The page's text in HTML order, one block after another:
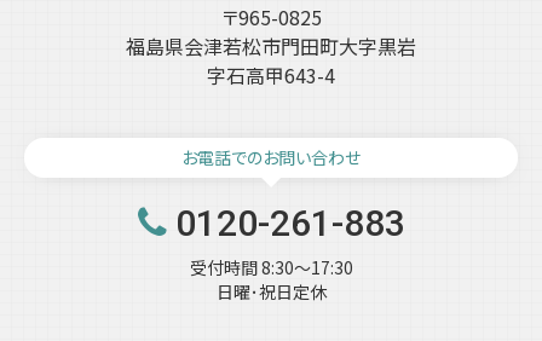
〒965-0825
福島県会津若松市門田町大字黒岩
字石高甲643-4
お電話でのお問い合わせ
0120-261-883
受付時間 8:30～17:30
日曜･祝日定休